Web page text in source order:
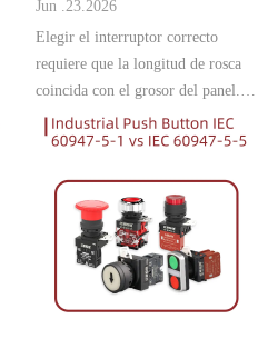
Jun .23.2026
Elegir el interruptor correcto
requiere que la longitud de rosca
coincida con el grosor del panel.
Esta guía explica cómo medir,
calcular y seleccionar el modelo
instalación y asegurar un montaje
seguro.